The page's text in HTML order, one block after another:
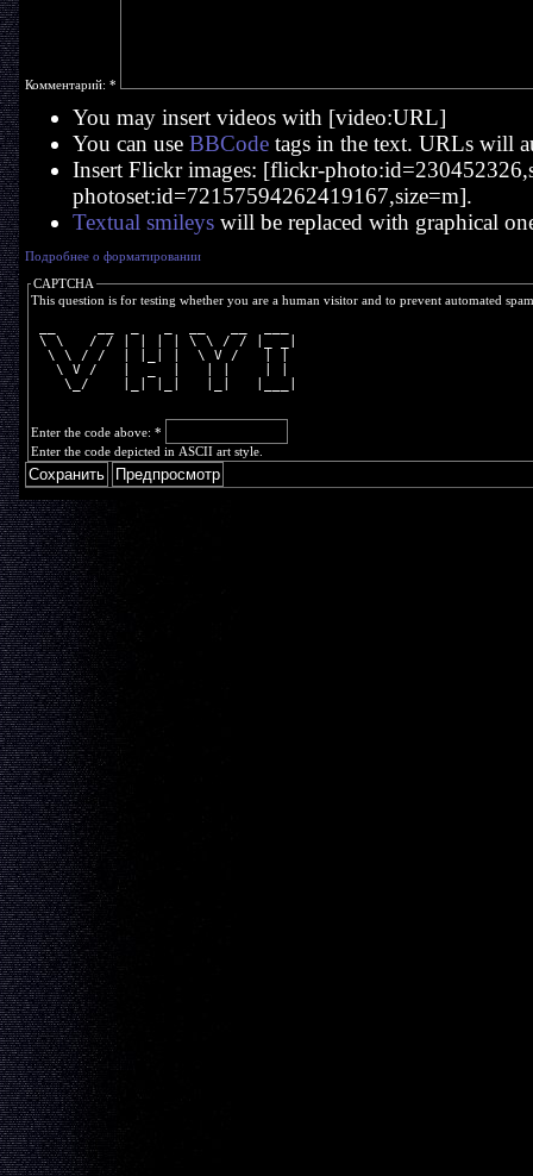
Комментарий: *
You may insert videos with [video:URL]
You can use BBCodetags in the text. URLs will
Insert Flickr images: [flickr-
photoset:id=72157594262419167,size=m].
Textual smileyswill be replaced with graphical
Подробнее о форматировании
CAPTCHA
This question is for testing whether you are a human visitor and to prevent automated
\ \   / / | | | | \ \ / / |_ _|
  \ \ / /  | |_| |  \ V /   | |
   \ V /   |  _  |   | |    | |
    \_/    |_| |_|   |_|   |___|
Enter the code above: *
Enter the code depicted in ASCII art style.